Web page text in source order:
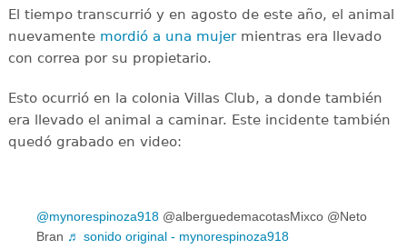
El tiempo transcurrió y en agosto de este año, el animal
nuevamente mordió a una mujer mientras era llevado
con correa por su propietario.
Esto ocurrió en la colonia Villas Club, a donde también
era llevado el animal a caminar. Este incidente también
quedó grabado en video:
@mynorespinoza918 @alberguedemacotasMixco @Neto
Bran ♬ sonido original - mynorespinoza918